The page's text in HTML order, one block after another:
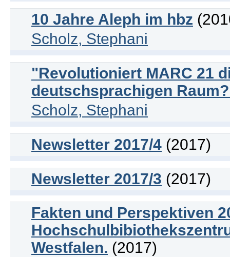
10 Jahre Aleph im hbz
Scholz, Stephani
"Revolutioniert MARC 21
deutschsprachigen
Scholz, Stephani
Newsletter 2017/4 (2017)
Newsletter 2017/3 (2017)
Fakten und Perspektiven
Westfalen. (2017)